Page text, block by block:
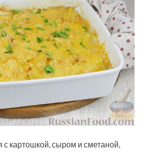
картошкой, сыром и сметаной,